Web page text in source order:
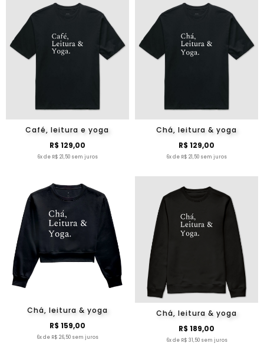
Café, leitura e yoga
R$ 129,00
6x de R$ 21,50 sem juros
Chá, leitura & yoga
R$ 129,00
6x de R$ 21,50 sem juros
Chá, leitura & yoga
R$ 159,00
6x de R$ 26,50 sem juros
Chá, leitura & yoga
R$ 189,00
6x de R$ 31,50 sem juros